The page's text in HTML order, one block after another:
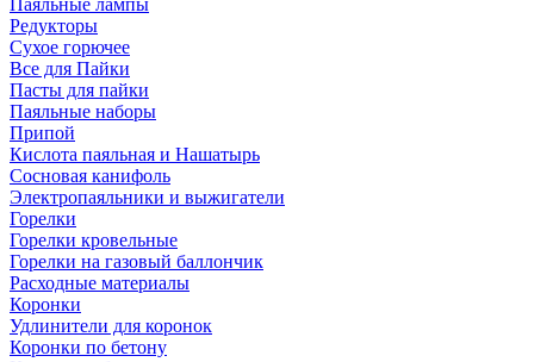
Паяльные лампы
Редукторы
Сухое горючее
Все для Пайки
Пасты для пайки
Паяльные наборы
Припой
Кислота паяльная и Нашатырь
Сосновая канифоль
Электропаяльники и выжигатели
Горелки
Горелки кровельные
Горелки на газовый баллончик
Расходные материалы
Коронки
Удлинители для коронок
Коронки по бетону